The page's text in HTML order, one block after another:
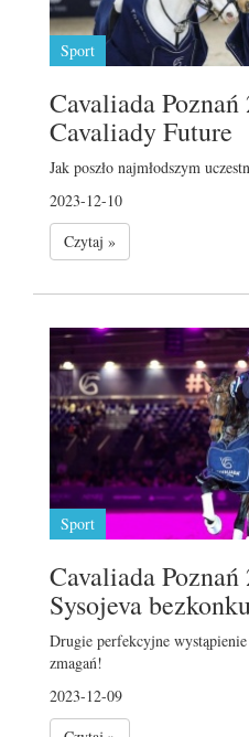
Sport
Cavaliada
Cavaliady Future
Jak poszło najmłodszym
2023-12-10
Czytaj »
Sport
Cavaliada
Sysojeva
Drugie perfekcyjne
zmagań!
2023-12-09